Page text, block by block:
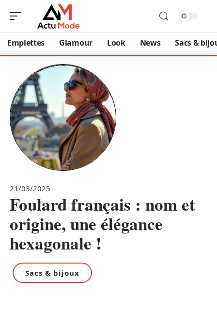
Emplettes Glamour Look News Sacs &
21/03/2025
Foulard français : nom et
origine, une élégance
hexagonale !
Sacs & bijoux